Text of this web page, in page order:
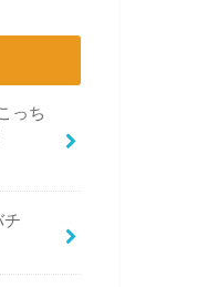
っち
チ